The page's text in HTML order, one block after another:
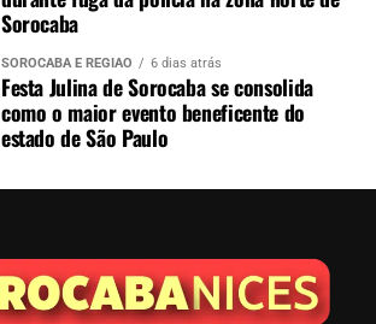
Sorocaba
SOROCABA E REGIÃO 6 dias atrás
Festa Julina de Sorocaba se consolida
como o maior evento beneficente do
estado de São Paulo